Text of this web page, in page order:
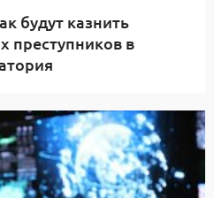
будут казнить
преступников в